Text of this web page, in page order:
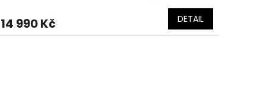
14 990 Kč DETAIL